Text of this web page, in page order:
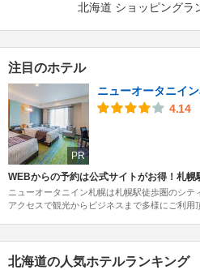
北海道 ショッピングラ
注目のホテル
PR
ニューオータニイ
4.14
WEBからの予約は公式サイトがお得！札幌
ニューオータニイン札幌は札幌駅徒歩圏のシ
アクセスで観光からビジネスまで多様にご利用
北海道の人気ホテルランキング